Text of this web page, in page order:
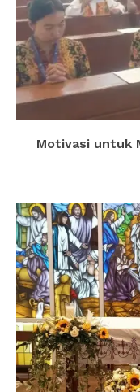
Motivasi untuk